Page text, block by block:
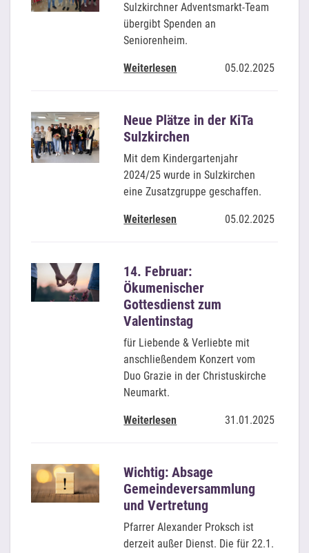
Sulzkirchner Adventsmarkt-Team
übergibt Spenden an
Seniorenheim.
Weiterlesen 05.02.2025
Neue Plätze in der KiTa
Sulzkirchen
Mit dem Kindergartenjahr
2024/25 wurde in Sulzkirchen
eine Zusatzgruppe geschaffen.
Weiterlesen 05.02.2025
14. Februar:
Ökumenischer
Gottesdienst zum
Valentinstag
für Liebende & Verliebte mit
anschließendem Konzert vom
Duo Grazie in der Christuskirche
Neumarkt.
Weiterlesen 31.01.2025
Wichtig: Absage
Gemeindeversammlung
und Vertretung
Pfarrer Alexander Proksch ist
derzeit außer Dienst. Die für 22.1.